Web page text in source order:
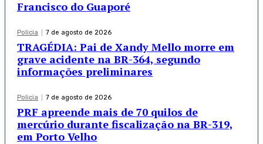
Francisco do Guaporé
Policia 7 de agosto de 2026
TRAGÉDIA: Pai de Xandy Mello morre em
grave acidente na BR-364, segundo
informações preliminares
Policia 7 de agosto de 2026
PRF apreende mais de 70 quilos de
mercúrio durante fiscalização na BR-319,
em Porto Velho